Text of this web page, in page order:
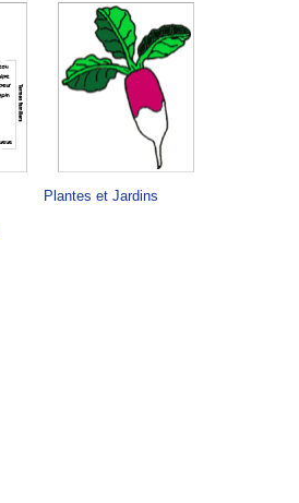
Plantes et Jardins